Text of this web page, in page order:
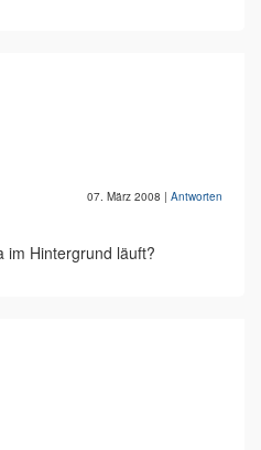
07. März 2008 | Antworten
im Hintergrund läuft?